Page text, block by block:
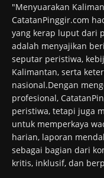
"Menyuarakan
CatatanPinggir.com
yang kerap luput dari
adalah menyajikan
seputar peristiwa,
Kalimantan, serta
nasional.Dengan
profesional,
peristiwa, tetapi juga
untuk memperkaya
harian, laporan
sebagai bagian dari
kritis, inklusif, dan